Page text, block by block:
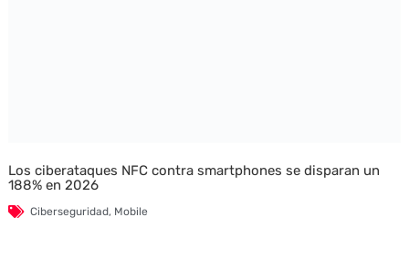
Los ciberataques NFC contra smartphones se disparan un
188% en 2026
Ciberseguridad, Mobile